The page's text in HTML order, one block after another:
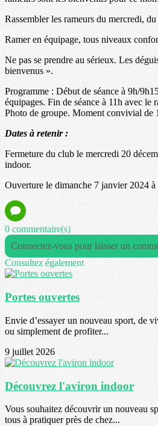
Rassembler les rameurs du mercredi,
Ramer en équipage, tous niveaux
Ne pas se prendre au sérieux. Les
bienvenus ».
Programme : Début de séance à 9h/
équipages. Fin de séance à 11h avec le
Photo de groupe. Moment convivial de
Dates à retenir :
Fermeture du club le mercredi 20
indoor.
Ouverture le dimanche 7 janvier 2024 à
0 commentaire(s)
Connectez-vous pour laisser un
Consultez également
Portes ouvertes
Envie d’essayer un nouveau sport, de
ou simplement de profiter...
9 juillet 2026
Découvrez l'aviron indoor
Vous souhaitez découvrir un nouveau
tous à pratiquer près de chez...